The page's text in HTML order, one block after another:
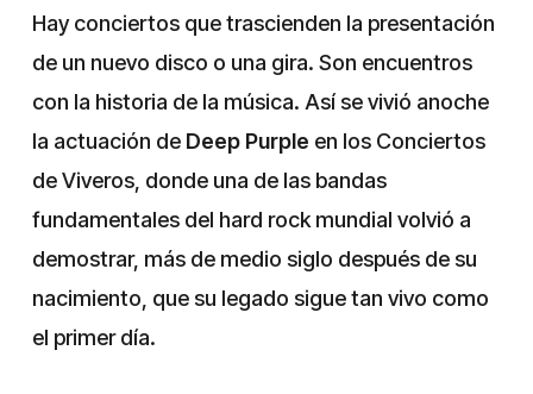
Hay conciertos que trascienden la presentación
de un nuevo disco o una gira. Son encuentros
con la historia de la música. Así se vivió anoche
la actuación de Deep Purple en los Conciertos
de Viveros, donde una de las bandas
fundamentales del hard rock mundial volvió a
demostrar, más de medio siglo después de su
nacimiento, que su legado sigue tan vivo como
el primer día.